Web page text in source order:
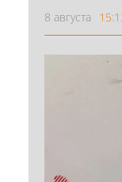
8 августа